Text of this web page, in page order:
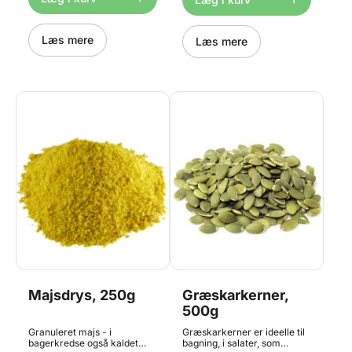
Læs mere
2 poser af hver 500g.
Læs mere
Majsdrys, 250g
Granuleret majs - i
bagerkredse også kaldet
Græskarkerner,
500g
Græskarkerner er ideelle til
bagning, i salater, som